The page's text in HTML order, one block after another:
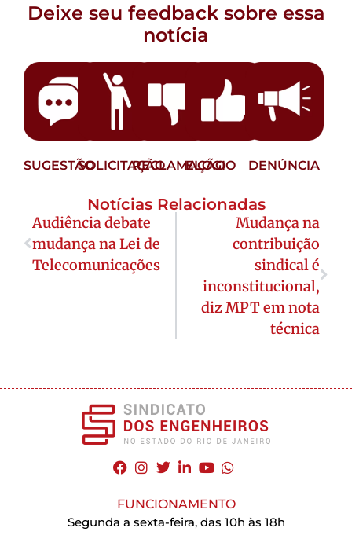
Deixe seu feedback sobre essa
notícia
SUGESTÃOSOLICITAÇÃORECLAMAÇÃO
ELOGIO DENÚNCIA
Notícias Relacionadas
Audiência debate
mudança na Lei de
Telecomunicações
Mudança na
contribuição
sindical é
inconstitucional,
diz MPT em nota
técnica
FUNCIONAMENTO
Segunda a sexta-feira, das 10h às 18h